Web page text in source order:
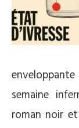
semaine
roman noir